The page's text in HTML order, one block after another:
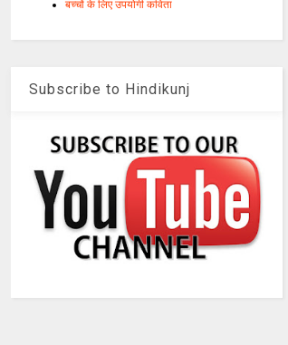
बच्चों के लिए उपयोगी कविता
Subscribe to Hindikunj